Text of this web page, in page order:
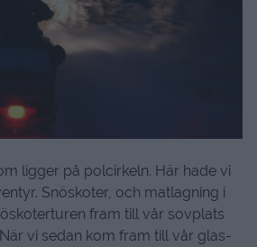
ligger på polcirkeln. Här hade vi
Snöskoter, och matlagning i
fram till vår sovplats
vi sedan kom fram till vår glas-